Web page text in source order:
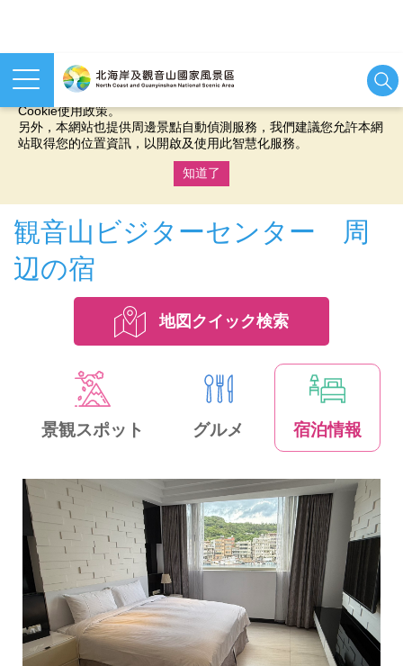
本網站使用cookies等相關技術以持續優化網站服務，並有助於為
您提供更佳的體驗，當您繼續使用本網站即表示您同意我們的
Cookie使用政策。
另外，本網站也提供周邊景點自動偵測服務，我們建議您允許本網
站取得您的位置資訊，以開啟及使用此智慧化服務。
知道了
観音山ビジターセンター 周
辺の宿
地図クイック検索
景観スポット グルメ 宿泊情報